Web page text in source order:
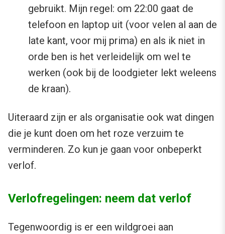
gebruikt. Mijn regel: om 22:00 gaat de
telefoon en laptop uit (voor velen al aan de
late kant, voor mij prima) en als ik niet in
orde ben is het verleidelijk om wel te
werken (ook bij de loodgieter lekt weleens
de kraan).
Uiteraard zijn er als organisatie ook wat dingen
die je kunt doen om het roze verzuim te
verminderen. Zo kun je gaan voor onbeperkt
verlof.
Verlofregelingen: neem dat verlof
Tegenwoordig is er een wildgroei aan